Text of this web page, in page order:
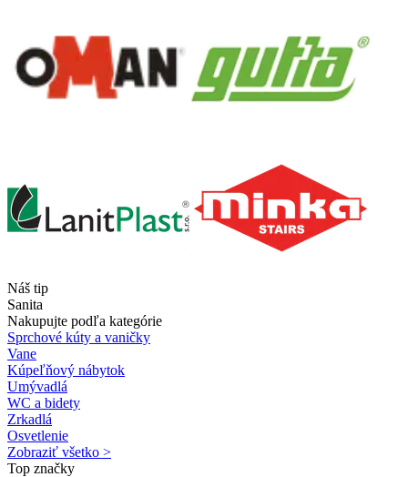
Náš tip
Sanita
Nakupujte podľa kategórie
Sprchové kúty a vaničky
Vane
Kúpeľňový nábytok
Umývadlá
WC a bidety
Zrkadlá
Osvetlenie
Zobraziť všetko >
Top značky